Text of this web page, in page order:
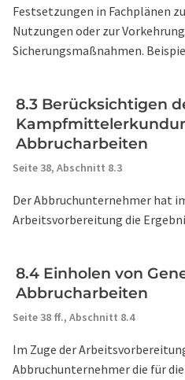
Festsetzungen in Fachplänen
Nutzungen oder zur
Sicherungsmaßnahmen. Beispie
8.3 Berücksichtigen
Abbrucharbeiten
Seite 38, Abschnitt 8.3
Der Abbruchunternehmer hat
Arbeitsvorbereitung die
8.4 Einholen von
Abbrucharbeiten
Seite 38 ff., Abschnitt 8.4
Im Zuge der
Abbruchunternehmer die für